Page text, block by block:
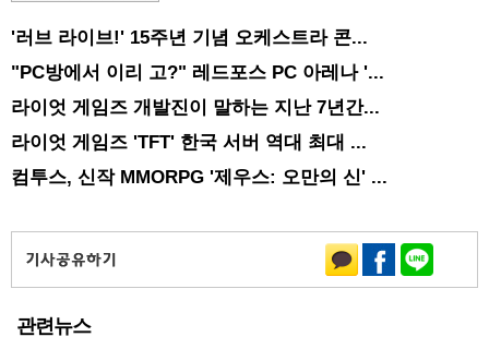
'러브 라이브!' 15주년 기념 오케스트라 콘...
"PC방에서 이리 고?" 레드포스 PC 아레나 '...
라이엇 게임즈 개발진이 말하는 지난 7년간...
라이엇 게임즈 'TFT' 한국 서버 역대 최대 ...
컴투스, 신작 MMORPG '제우스: 오만의 신' ...
관련뉴스